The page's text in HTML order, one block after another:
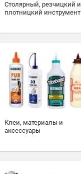
Столярный, резчицкий и
плотницкий инструмент
Клеи, материалы и
аксессуары